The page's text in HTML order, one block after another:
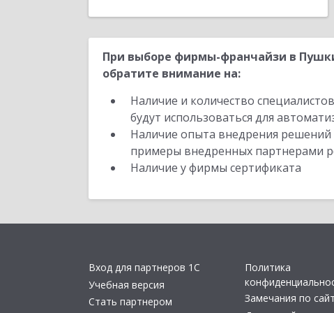
При выборе фирмы-франчайзи в
обратите внимание на:
Наличие и количество
будут использоваться для
Наличие опыта внедрения
примеры внедренных партнерами
Наличие у фирмы сертификата
Вход для партнеров 1С
Учебная версия
Стать партнером
Политика
Замечания по